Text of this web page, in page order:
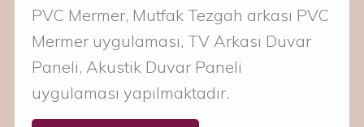
PVC Mermer, Mutfak Tezgah arkası PVC
Mermer uygulaması, TV Arkası Duvar
Paneli, Akustik Duvar Paneli
uygulaması yapılmaktadır.